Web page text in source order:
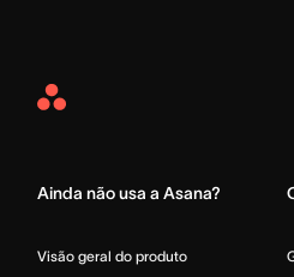
Asana
Ainda não usa a Asana?
Visão geral do produto